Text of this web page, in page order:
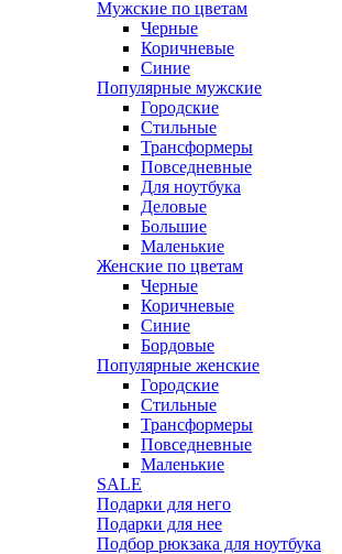
Мужские по цветам
Черные
Коричневые
Синие
Популярные мужские
Городские
Стильные
Трансформеры
Повседневные
Для ноутбука
Деловые
Большие
Маленькие
Женские по цветам
Черные
Коричневые
Синие
Бордовые
Популярные женские
Городские
Стильные
Трансформеры
Повседневные
Маленькие
SALE
Подарки для него
Подарки для нее
Подбор рюкзака для ноутбука